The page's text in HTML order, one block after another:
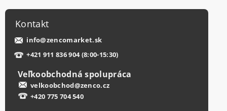
Kontakt
info@zencomarket.sk
+421 911 836 904 (8:00-15:30)
Veľkoobchodná spolupráca
velkoobchod@zenco.cz
+420 775 704 540